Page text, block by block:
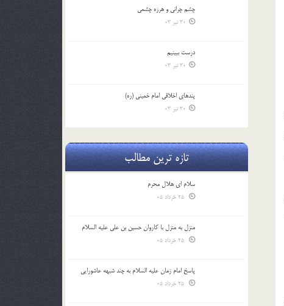
چشم ‏چرانى و هرزه‏ چشمى
30 تیر 03
درست ببينيم
30 تیر 03
پندهاي اخلاقي امام خميني (ره)
30 تیر 03
تازه ترین مطالب
سلام ای هلال محرم
منزل به منزل با کاروان حسین بن علی علیه السلام
پاسخ امام زمان علیه السلام به چند شبهه عاشورایی